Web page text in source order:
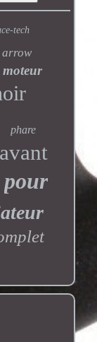
tech
arrow
moteur
phare
avant
pour